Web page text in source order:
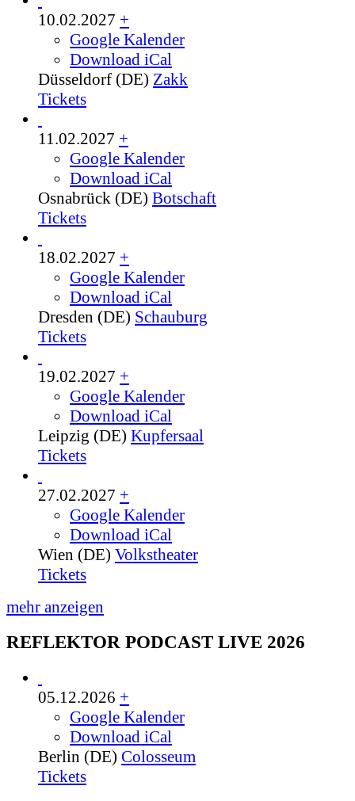
10.02.2027 +
Google Kalender
Download iCal
Düsseldorf (DE) Zakk
Tickets
11.02.2027 +
Google Kalender
Download iCal
Osnabrück (DE) Botschaft
Tickets
18.02.2027 +
Google Kalender
Download iCal
Dresden (DE) Schauburg
Tickets
19.02.2027 +
Google Kalender
Download iCal
Leipzig (DE) Kupfersaal
Tickets
27.02.2027 +
Google Kalender
Download iCal
Wien (DE) Volkstheater
Tickets
mehr anzeigen
REFLEKTOR PODCAST LIVE 2026
05.12.2026 +
Google Kalender
Download iCal
Berlin (DE) Colosseum
Tickets